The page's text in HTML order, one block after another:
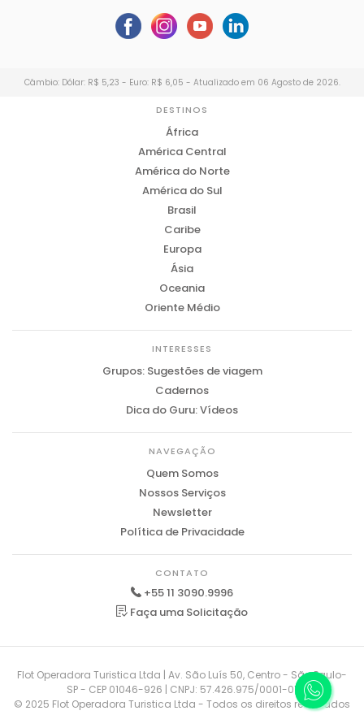
Câmbio: Dólar: R$ 5,23 - Euro: R$ 6,05 - Atualizado em 06 Agosto de 2026.
DESTINOS
África
América Central
América do Norte
América do Sul
Brasil
Caribe
Europa
Ásia
Oceania
Oriente Médio
INTERESSES
Grupos: Sugestões de viagem
Cadernos
Dica do Guru: Vídeos
NAVEGAÇÃO
Quem Somos
Nossos Serviços
Newsletter
Política de Privacidade
CONTATO
+55 11 3090.9996
Faça uma Solicitação
Flot Operadora Turistica Ltda | Av. São Luís 50, Centro - São Paulo-
SP - CEP 01046-926 | CNPJ: 57.426.975/0001-01
© 2025 Flot Operadora Turistica Ltda - Todos os direitos reservados